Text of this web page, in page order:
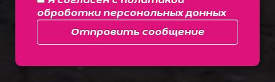
обработки персональных данных
Отправить сообщение